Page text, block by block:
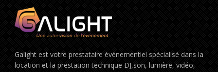
Galight est votre prestataire événementiel spécialisé dans la
location et la prestation technique DJ,son, lumière, vidéo,